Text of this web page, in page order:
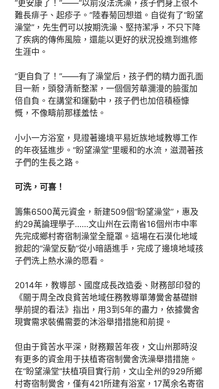
“更安康了！”——“以前沒法洗澡，孩子們身上很不
難長痱子、起疹子。”陸春菊回想道。自從有了“盼望
澡堂”，先生們可以按期洗澡、堅持潔凈，不只下降
了疾病的傳佈風險，還能以更好的狀況投進到進修
生涯中。
“更自負了！”——有了澡堂后，孩子們的精力面孔面
目一新，頭發清新整潔，一個個芳華瀰漫的臉蛋加
倍自負。在講堂和運動中，孩子們也加倍積極慷
慨，不像疇前那樣羞怯。
小小一方浴室，見證著邊境平易近族地域教導工作
的年夜猛進步。“盼望澡堂”里暖和的水流，滋潤著孩
子們的生長之路。
可洗，可喜！
籌集6500萬元資金，新建509個“盼望澡堂”，惠及
約29萬論理學子……文山州在云南省16個州市中率
先完成鄉村寄宿制澡堂全籠罩。這場在石漠化地域
掀起的“澡堂反動”從小暗語進手，完成了邊境地域孩
子們洗上熱水澡的愿看。
2014年，教導部、國度成長改造委、財務部印發的
《關于周全改良貧苦地域任務教導單薄黌舍基礎辦
學前提的看法》指出，用3到5年的盡力，依據黌舍
現實需求裝備需要的沐浴舉措措施和前提。
但由于貧苦水平深，財務艱苦年夜，文山州那時沒
有更多的資金用于扶植寄宿制黌舍洗澡舉措措施。
在“盼望澡堂”扶植項目實行前，文山全州的929所鄉
村寄宿制黌舍，僅有421所建有浴室，17萬余名寄宿